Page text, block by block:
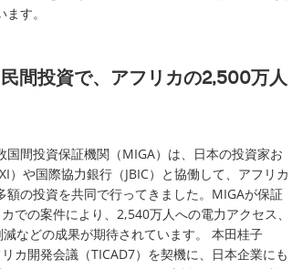
す。
間投資で、アフリカの2,500万人
国間投資保証機関（MIGA）は、日本の投資家お
）や国際協力銀行（JBIC）と協働して、アフリカ
額の投資を共同で行ってきました。MIGAが保証
での案件により、2,540万人への電力アクセス、
などの成果が期待されています。 本田桂子
カ開発会議（TICAD7）を契機に、日本企業にも